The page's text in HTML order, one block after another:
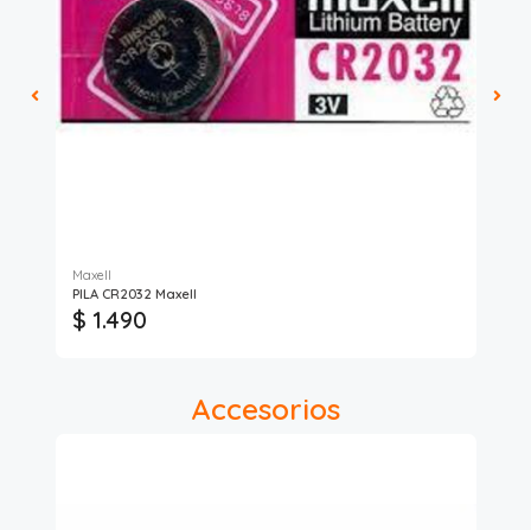
Maxell
PILA CR2032 Maxell
$ 1.490
Accesorios